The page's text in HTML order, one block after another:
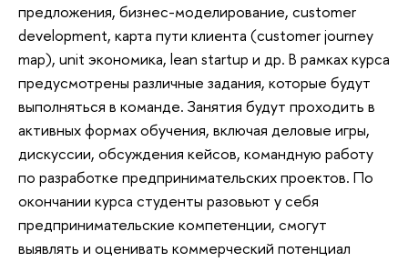
предложения, бизнес-моделирование, customer
development, карта пути клиента (customer journey
map), unit экономика, lean startup и др. В рамках курса
предусмотрены различные задания, которые будут
выполняться в команде. Занятия будут проходить в
активных формах обучения, включая деловые игры,
дискуссии, обсуждения кейсов, командную работу
по разработке предпринимательских проектов. По
окончании курса студенты разовьют у себя
предпринимательские компетенции, смогут
выявлять и оценивать коммерческий потенциал